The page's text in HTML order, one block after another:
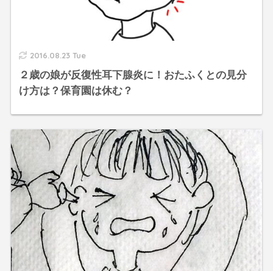
2016.08.23 Tue
２歳の娘が反復性耳下腺炎に！おたふくとの見分
け方は？保育園は休む？